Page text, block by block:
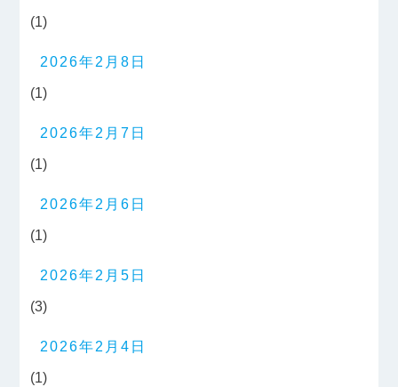
(1)
2026年2月8日
(1)
2026年2月7日
(1)
2026年2月6日
(1)
2026年2月5日
(3)
2026年2月4日
(1)